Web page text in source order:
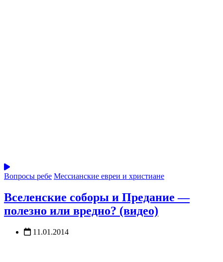
Вопросы ребе Мессианские евреи и христиане
Вселенские соборы и Предание —
полезно или вредно? (видео)
11.01.2014